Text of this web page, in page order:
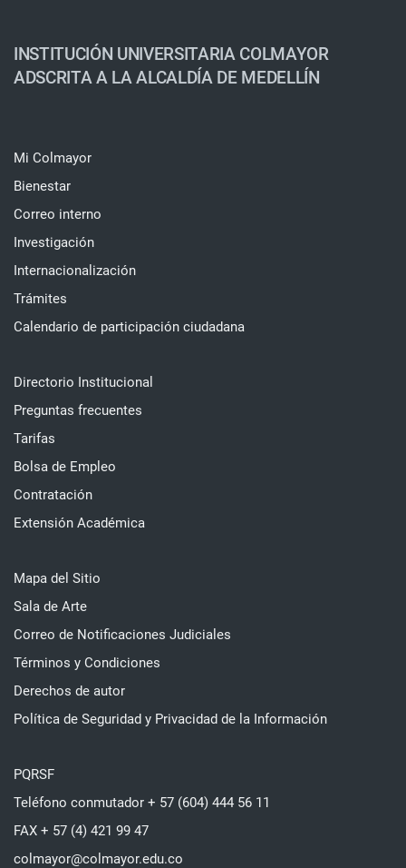
INSTITUCIÓN UNIVERSITARIA COLMAYOR
ADSCRITA A LA ALCALDÍA DE MEDELLÍN
Mi Colmayor
Bienestar
Correo interno
Investigación
Internacionalización
Trámites
Calendario de participación ciudadana
Directorio Institucional
Preguntas frecuentes
Tarifas
Bolsa de Empleo
Contratación
Extensión Académica
Mapa del Sitio
Sala de Arte
Correo de Notificaciones Judiciales
Términos y Condiciones
Derechos de autor
Política de Seguridad y Privacidad de la Información
PQRSF
Teléfono conmutador + 57 (604) 444 56 11
FAX + 57 (4) 421 99 47
colmayor@colmayor.edu.co